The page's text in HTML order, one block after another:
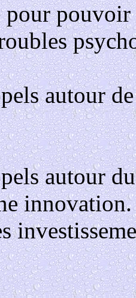
pour
autour
autour